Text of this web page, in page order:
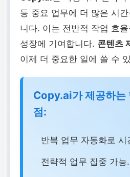
등 중요 업무에 더 많은 시
니다. 이는 전반적 작업 효
성장에 기여합니다. 콘텐츠
이제 더 중요한 일에 쓸 수
Copy.ai가 제공하는
점:
반복 업무 자동화로 시
전략적 업무 집중 가능.